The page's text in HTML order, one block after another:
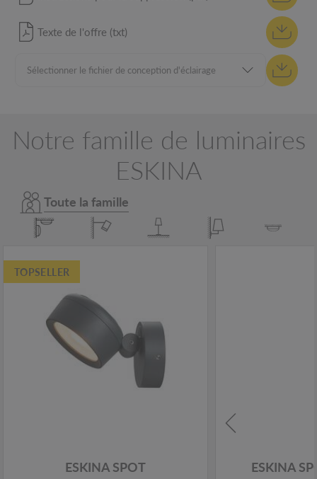
Texte de l'offre (txt)
Notre famille de luminaires
ESKINA
Toute la famille
TOPSELLER
ESKINA SPOT ESKINA